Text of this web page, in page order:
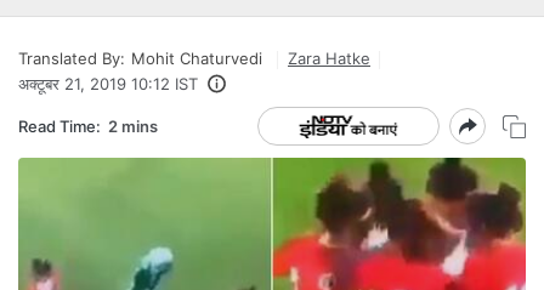
Translated By: Mohit Chaturvedi
Zara Hatke
अक्टूबर 21, 2019 10:12 IST
Read Time: 2 mins